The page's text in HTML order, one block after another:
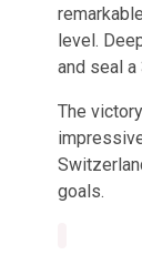
level.
and seal a
The
goals.